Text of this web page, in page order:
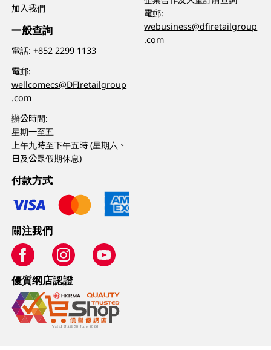
加入我們
一般查詢
電話:+852 2299 1133
電郵:
wellcomecs@DFIretailgroup
.com
辦公時間:
星期一至五
上午九時至下午五時 (星期六、
日及公眾假期休息)
電郵:
webusiness@dfiretailgroup
.com
付款方式
關注我們
優質纲店認證